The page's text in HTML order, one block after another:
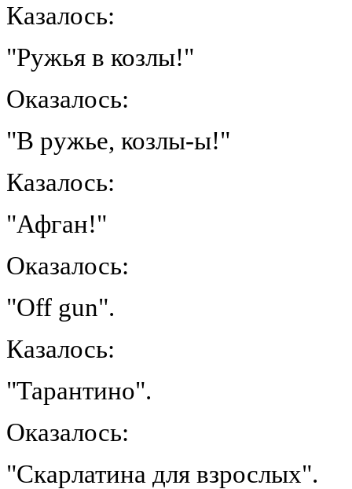
Казалось:
"Ружья в козлы!"
Оказалось:
"В ружье, козлы-ы!"
Казалось:
"Афган!"
Оказалось:
"Off gun".
Казалось:
"Тарантино".
Оказалось:
"Скарлатина для взрослых".